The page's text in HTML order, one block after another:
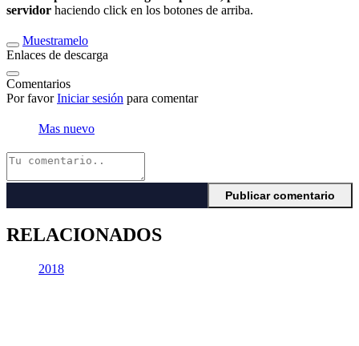
servidor haciendo click en los botones de arriba.
Muestramelo
Enlaces de descarga
Comentarios
Por favorIniciar sesión para comentar
Mas nuevo
RELACIONADOS
2018